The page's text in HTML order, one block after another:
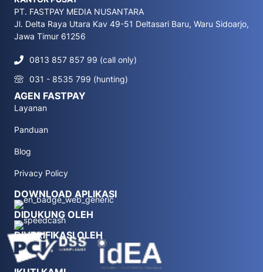
PT. FASTPAY MEDIA NUSANTARA
Jl. Delta Raya Utara Kav 49-51 Deltasari Baru, Waru Sidoarjo,
Jawa Timur 61256
0813 857 857 99 (call only)
031 - 8535 799 (hunting)
AGEN FASTPAY
Layanan
Panduan
Blog
Privacy Policy
DOWNLOAD APLIKASI
DIDUKUNG OLEH
DIVERIFIKASI OLEH